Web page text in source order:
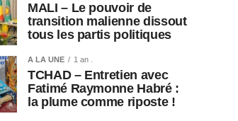
MALI – Le pouvoir de
transition malienne dissout
tous les partis politiques
A LA UNE 1 an .
TCHAD – Entretien avec
Fatimé Raymonne Habré :
la plume comme riposte !